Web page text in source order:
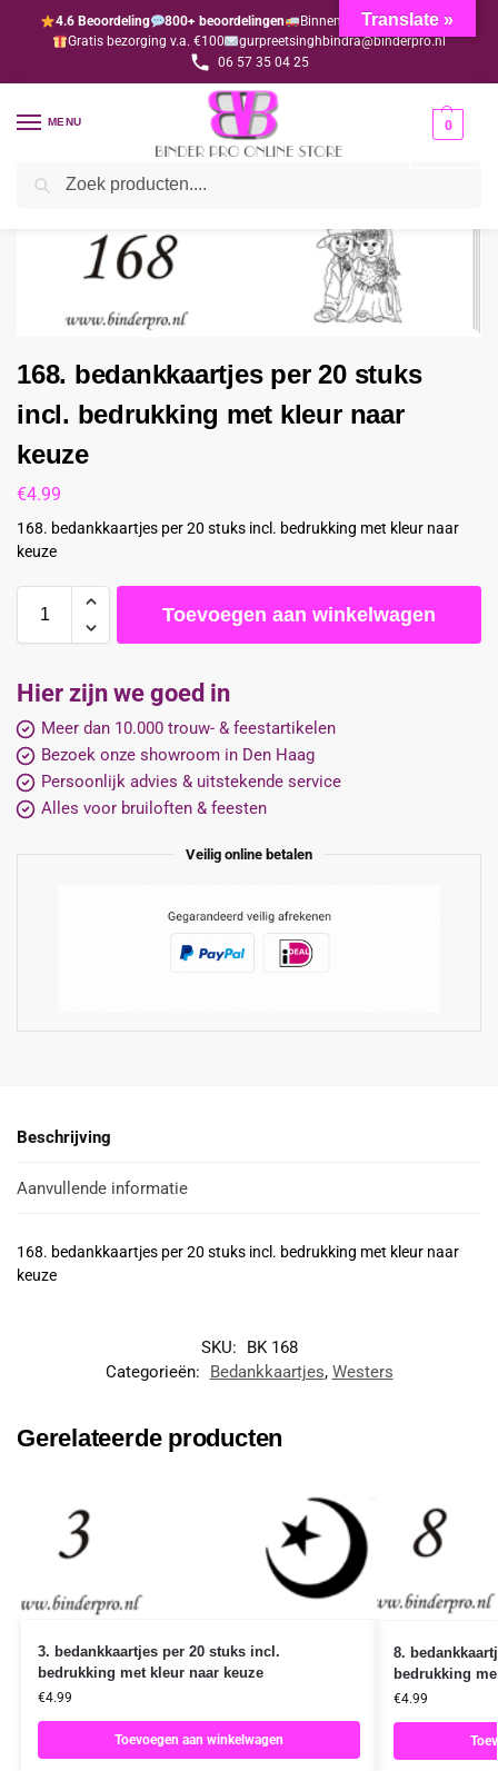
4.6 Beoordeling 800+ beoordelingen
Binnen 1-3 dagen geleverd
Gratis bezorging v.a. €100
gurpreetsinghbindra@binderpro.nl
06 57 35 04 25
MENU 0
Home Bedankjesafdeling
168. bedankkaartjes per 20 stuks
incl. bedrukking met kleur naar
keuze
€4.99
168. bedankkaartjes per 20 stuks incl. bedrukking met kleur naar
keuze
Toevoegen aan winkelwagen
Hier zijn we goed in
Meer dan 10.000 trouw- & feestartikelen
Bezoek onze showroom in Den Haag
Persoonlijk advies & uitstekende service
Alles voor bruiloften & feesten
Veilig online betalen
Beschrijving
Aanvullende informatie
168. bedankkaartjes per 20 stuks incl. bedrukking met kleur naar
keuze
SKU:
BK 168
Categorieën:
Bedankkaartjes, Westers
Gerelateerde producten
3. bedankkaartjes per 20 stuks incl.
bedrukking met kleur naar keuze
€4.99
Toevoegen aan winkelwagen
8.
bedrukking
€4.99
Translate »